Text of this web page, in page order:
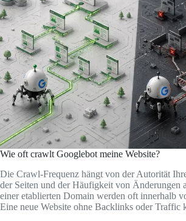
Wie oft crawlt Googlebot meine Website?
Die Crawl-Frequenz hängt von der Autorität
der Seiten und der Häufigkeit von Änderungen
einer etablierten Domain werden oft innerhalb
Eine neue Website ohne Backlinks oder Traffic